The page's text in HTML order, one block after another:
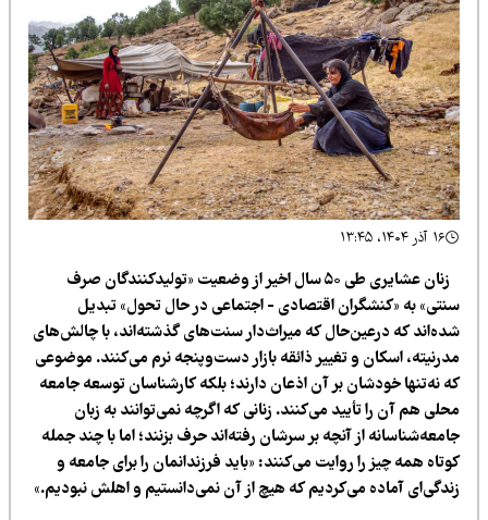
زنان عشایری طی ۵۰ سال اخیر از وضعیت «تولیدکنندگان صرف
به «کنشگران اقتصادی - اجتماعی در حال تحول» تبدیل
که درعین‌حال که میراث‌دار سنت‌های گذشته‌اند، با چالش‌های
اسکان و تغییر ذائقه بازار دست‌وپنجه نرم می‌کنند. موضوعی
نه‌تنها خودشان بر آن اذعان دارند؛ بلکه کارشناسان توسعه جامعه
هم آن را تأیید می‌کنند. زنانی که اگرچه نمی‌توانند به زبان
از آنچه بر سرشان رفته‌اند حرف بزنند؛ اما با چند جمله
همه چیز را روایت می‌کنند: «باید فرزندانمان را برای جامعه و
آماده می‌کردیم که هیچ از آن نمی‌دانستیم و اهلش نبودیم.»